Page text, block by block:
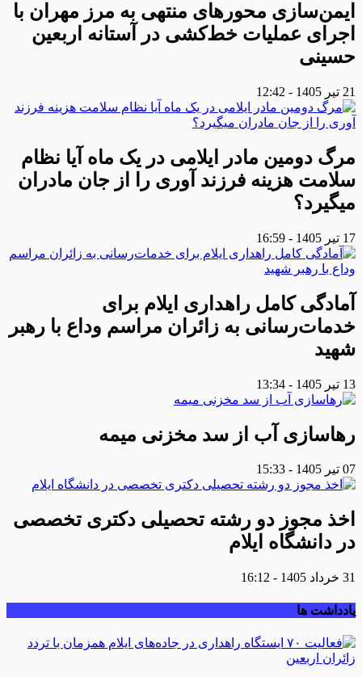
ایمن‌سازی محورهای منتهی به مرز مهران با
اجرای عملیات خط‌کشی در آستانه اربعین
حسینی
21 تیر 1405 - 12:42
مرگ دومین مادر ایلامی در یک ماه آیا نظام
سلامت هزینه فرزند آوری را از جان مادران
میگیرد؟
17 تیر 1405 - 16:59
آمادگی کامل راهداری ایلام برای
خدمات‌رسانی به زائران مراسم وداع با رهبر
شهید
13 تیر 1405 - 13:34
رهاسازی آب از سد مخزنی میمه
07 تیر 1405 - 15:33
اخذ مجوز دو رشته تحصیلی دکتری تخصصی
در دانشگاه ایلام
31 خرداد 1405 - 16:12
یادداشت ها